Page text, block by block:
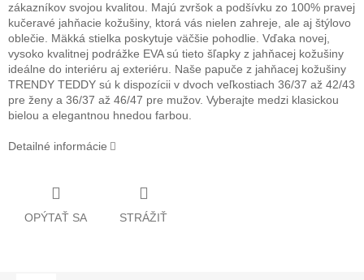
zákazníkov svojou kvalitou. Majú zvršok a podšívku zo 100% pravej
kučeravé jahňacie kožušiny, ktorá vás nielen zahreje, ale aj štýlovo
oblečie. Mäkká stielka poskytuje väčšie pohodlie. Vďaka novej,
vysoko kvalitnej podrážke EVA sú tieto šľapky z jahňacej kožušiny
ideálne do interiéru aj exteriéru. Naše papuče z jahňacej kožušiny
TRENDY TEDDY sú k dispozícii v dvoch veľkostiach 36/37 až 42/43
pre ženy a 36/37 až 46/47 pre mužov. Vyberajte medzi klasickou
bielou a elegantnou hnedou farbou.
Detailné informácie
OPÝTAŤ SA STRÁŽIŤ